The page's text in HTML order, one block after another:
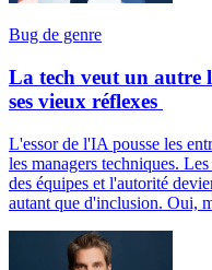
Bug de genre
La tech veut un autre
ses vieux réflexes
L'essor de l'IA pousse les
les managers techniques.
des équipes et l'autorité
autant que d'inclusion. Oui,